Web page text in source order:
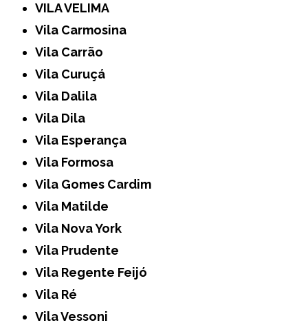
VILA VELIMA
Vila Carmosina
Vila Carrão
Vila Curuçá
Vila Dalila
Vila Dila
Vila Esperança
Vila Formosa
Vila Gomes Cardim
Vila Matilde
Vila Nova York
Vila Prudente
Vila Regente Feijó
Vila Ré
Vila Vessoni